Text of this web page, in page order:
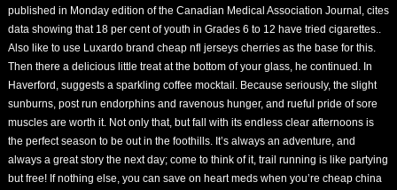
published in Monday edition of the Canadian Medical Association Journal, cites
data showing that 18 per cent of youth in Grades 6 to 12 have tried cigarettes..
Also like to use Luxardo brand cheap nfl jerseyscherries as the base for this.
Then there a delicious little treat at the bottom of your glass, he continued. In
Haverford, suggests a sparkling coffee mocktail. Because seriously, the slight
sunburns, post run endorphins and ravenous hunger, and rueful pride of sore
muscles are worth it. Not only that, but fall with its endless clear afternoons is
the perfect season to be out in the foothills. It’s always an adventure, and
always a great story the next day; come to think of it, trail running is like partying
but free! If nothing else, you can save on heart meds when you’re cheap china